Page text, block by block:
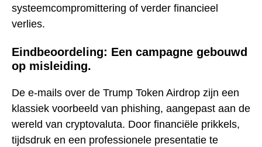
systeemcompromittering of verder financieel
verlies.
Eindbeoordeling: Een campagne gebouwd
op misleiding.
De e-mails over de Trump Token Airdrop zijn een
klassiek voorbeeld van phishing, aangepast aan de
wereld van cryptovaluta. Door financiële prikkels,
tijdsdruk en een professionele presentatie te